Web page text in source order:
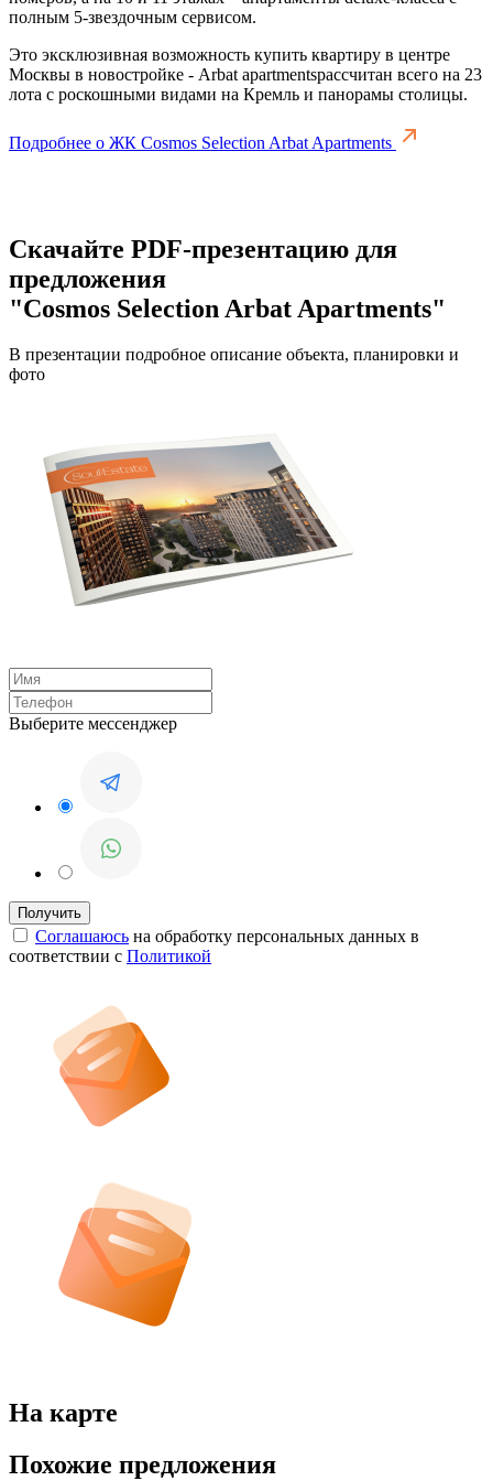
полным 5-звездочным сервисом.
Это эксклюзивная возможность купить квартиру в центре
Москвы в новостройке - Arbat apartmentsрассчитан всего на 23
лота с роскошными видами на Кремль и панорамы столицы.
Подробнее о ЖК Cosmos Selection Arbat Apartments
Скачайте PDF-презентацию для
предложения
"Cosmos Selection Arbat Apartments"
В презентации подробное описание объекта, планировки и
фото
Выберите мессенджер
Соглашаюсь на обработку персональных данных в
соответствии с Политикой
На карте
Похожие предложения